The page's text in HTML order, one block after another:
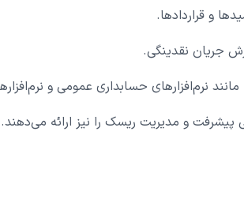
و قراردادها.
جریان نقدینگی.
نرم‌افزارهای حسابداری عمومی و
پیشرفت و مدیریت ریسک را نیز ارائه می‌دهند.